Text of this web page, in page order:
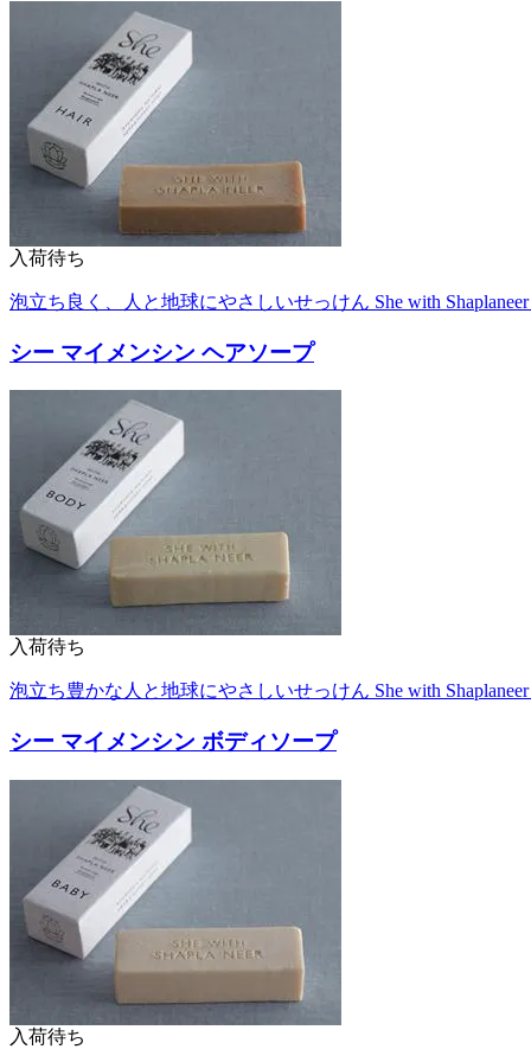
入荷待ち
泡立ち良く、人と地球にやさしいせっけん She with
シー マイメンシン ヘアソープ
入荷待ち
泡立ち豊かな人と地球にやさしいせっけん She with
シー マイメンシン ボディソープ
入荷待ち